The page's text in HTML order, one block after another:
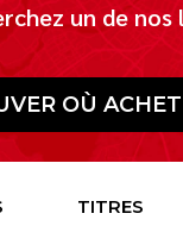
un de nos
OÙ
TITRES